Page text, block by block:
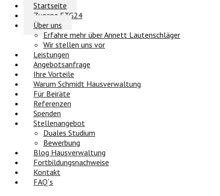
Startseite
Zugang ETG24
Über uns
Erfahre mehr über Annett Lautenschläger
Wir stellen uns vor
Leistungen
Angebotsanfrage
Ihre Vorteile
Warum Schmidt Hausverwaltung
Für Beiräte
Referenzen
Spenden
Stellenangebot
Duales Studium
Bewerbung
Blog Hausverwaltung
Fortbildungsnachweise
Kontakt
FAQ´s